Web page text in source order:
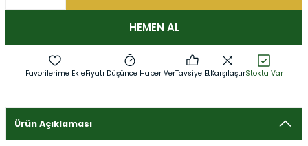
HEMEN AL
Fiyatı Düşünce Haber VerTavsiye EtKarşılaştırStokta Var
Ürün Açıklaması